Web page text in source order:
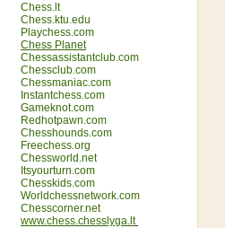
Chess.lt
Chess.ktu.edu
Playchess.com
Chess Planet
Chessassistantclub.com
Chessclub.com
Chessmaniac.com
Instantchess.com
Gameknot.com
Redhotpawn.com
Chesshounds.com
Freechess.org
Chessworld.net
Itsyourturn.com
Chesskids.com
Worldchessnetwork.com
Chesscorner.net
www.chess.chesslyga.lt